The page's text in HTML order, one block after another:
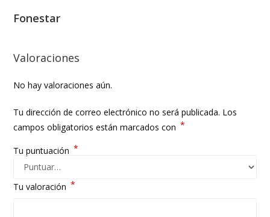
Fonestar
Valoraciones
No hay valoraciones aún.
Tu dirección de correo electrónico no será publicada. Los
campos obligatorios están marcados con *
Tu puntuación *
Tu valoración *